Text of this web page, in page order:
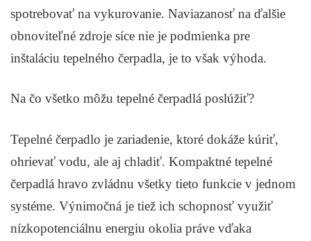
spotrebovať na vykurovanie. Naviazanosť na ďalšie
obnoviteľné zdroje síce nie je podmienka pre
inštaláciu tepelného čerpadla, je to však výhoda.
Na čo všetko môžu tepelné čerpadlá poslúžiť?
Tepelné čerpadlo je zariadenie, ktoré dokáže kúriť,
ohrievať vodu, ale aj chladiť. Kompaktné tepelné
čerpadlá hravo zvládnu všetky tieto funkcie v jednom
systéme. Výnimočná je tiež ich schopnosť využiť
nízkopotenciálnu energiu okolia práve vďaka